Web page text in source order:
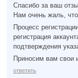
Спасибо за ваш
Нам очень жаль,
Процесс
регистрация
подтверждения
Приносим вам свои
ответить